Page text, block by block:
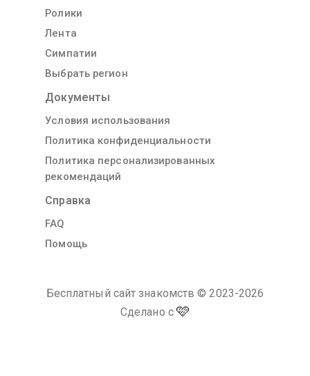
Ролики
Лента
Симпатии
Выбрать регион
Документы
Условия использования
Политика конфиденциальности
Политика персонализированных
рекомендаций
Справка
FAQ
Помощь
Бесплатный сайт знакомств © 2023-2026
Сделано с 🩷